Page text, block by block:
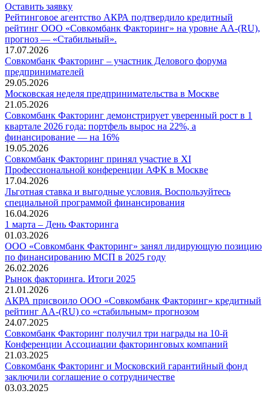
Оставить заявку
Рейтинговое агентство АКРА подтвердило кредитный
рейтинг ООО «Совкомбанк Факторинг» на уровне AA-(RU),
прогноз — «Стабильный».
17.07.2026
Совкомбанк Факторинг – участник Делового форума
предпринимателей
29.05.2026
Московская неделя предпринимательства в Москве
21.05.2026
Совкомбанк Факторинг демонстрирует уверенный рост в 1
квартале 2026 года: портфель вырос на 22%, а
финансирование — на 16%
19.05.2026
Совкомбанк Факторинг принял участие в XI
Профессиональной конференции АФК в Москве
17.04.2026
Льготная ставка и выгодные условия. Воспользуйтесь
специальной программой финансирования
16.04.2026
1 марта – День Факторинга
01.03.2026
ООО «Совкомбанк Факторинг» занял лидирующую позицию
по финансированию МСП в 2025 году
26.02.2026
Рынок факторинга. Итоги 2025
21.01.2026
АКРА присвоило ООО «Совкомбанк Факторинг» кредитный
рейтинг AA-(RU) со «стабильным» прогнозом
24.07.2025
Совкомбанк Факторинг получил три награды на 10-й
Конференции Ассоциации факторинговых компаний
21.03.2025
Совкомбанк Факторинг и Московский гарантийный фонд
заключили соглашение о сотрудничестве
03.03.2025